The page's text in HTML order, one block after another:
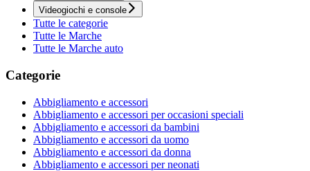
Videogiochi e console
Tutte le categorie
Tutte le Marche
Tutte le Marche auto
Categorie
Abbigliamento e accessori
Abbigliamento e accessori per occasioni speciali
Abbigliamento e accessori da bambini
Abbigliamento e accessori da uomo
Abbigliamento e accessori da donna
Abbigliamento e accessori per neonati